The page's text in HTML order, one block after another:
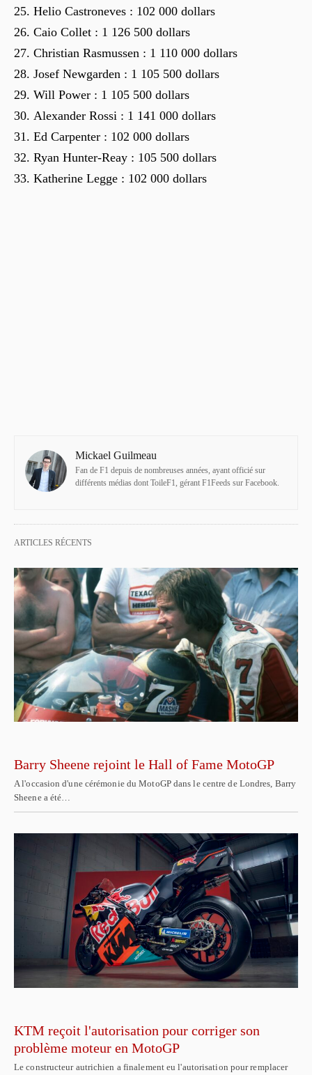
Helio Castroneves : 102 000 dollars
Caio Collet : 1 126 500 dollars
Christian Rasmussen : 1 110 000 dollars
Josef Newgarden : 1 105 500 dollars
Will Power : 1 105 500 dollars
Alexander Rossi : 1 141 000 dollars
Ed Carpenter : 102 000 dollars
Ryan Hunter-Reay : 105 500 dollars
Katherine Legge : 102 000 dollars
Mickael Guilmeau
Fan de F1 depuis de nombreuses années, ayant officié sur
différents médias dont ToileF1, gérant F1Feeds sur Facebook.
ARTICLES RÉCENTS
Barry Sheene rejoint le Hall of Fame MotoGP
A l'occasion d'une cérémonie du MotoGP dans le centre de Londres, Barry
Sheene a été…
KTM reçoit l'autorisation pour corriger son
problème moteur en MotoGP
Le constructeur autrichien a finalement eu l'autorisation pour remplacer